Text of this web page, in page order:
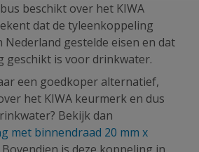
beschikt over het KIWA
dat de tyleenkoppeling
Nederland gestelde eisen en dat
geschikt is voor drinkwater.
een goedkoper alternatief,
het KIWA keurmerk en dus
Bekijk dan
met binnendraad 20 mm x